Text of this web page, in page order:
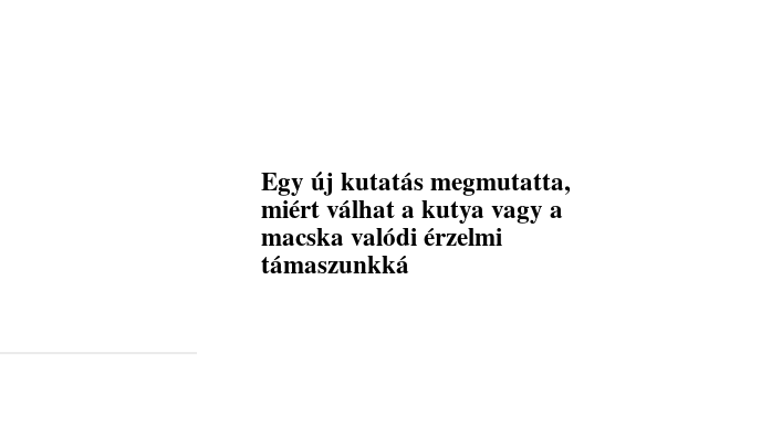
Egy új kutatás megmutatta,
miért válhat a kutya vagy a
macska valódi érzelmi
támaszunkká